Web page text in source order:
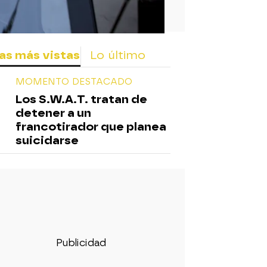
más vistas Lo último
MOMENTO DESTACADO
Los S.W.A.T. tratan de
detener a un
francotirador que planea
suicidarse